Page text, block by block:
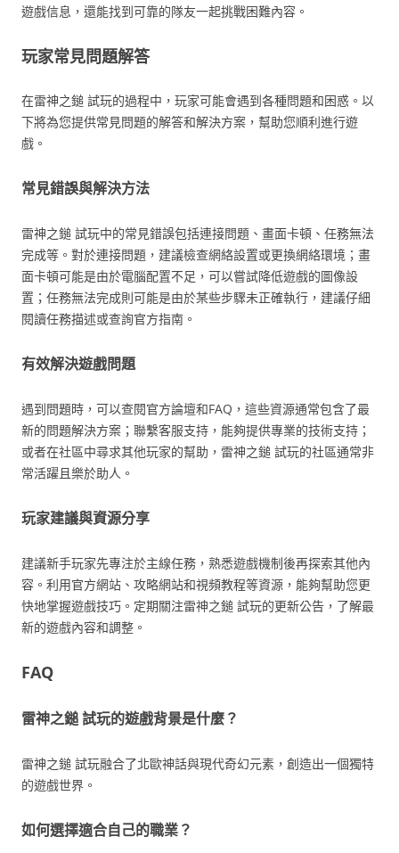
遊戲信息，還能找到可靠的隊友一起挑戰困難內容。
玩家常見問題解答
在雷神之鎚 試玩的過程中，玩家可能會遇到各種問題和困惑。以
下將為您提供常見問題的解答和解決方案，幫助您順利進行遊
戲。
常見錯誤與解決方法
雷神之鎚 試玩中的常見錯誤包括連接問題、畫面卡頓、任務無法
完成等。對於連接問題，建議檢查網絡設置或更換網絡環境；畫
面卡頓可能是由於電腦配置不足，可以嘗試降低遊戲的圖像設
置；任務無法完成則可能是由於某些步驟未正確執行，建議仔細
閱讀任務描述或查詢官方指南。
有效解決遊戲問題
遇到問題時，可以查閱官方論壇和FAQ，這些資源通常包含了最
新的問題解決方案；聯繫客服支持，能夠提供專業的技術支持；
或者在社區中尋求其他玩家的幫助，雷神之鎚 試玩的社區通常非
常活躍且樂於助人。
玩家建議與資源分享
建議新手玩家先專注於主線任務，熟悉遊戲機制後再探索其他內
容。利用官方網站、攻略網站和視頻教程等資源，能夠幫助您更
快地掌握遊戲技巧。定期關注雷神之鎚 試玩的更新公告，了解最
新的遊戲內容和調整。
FAQ
雷神之鎚 試玩的遊戲背景是什麼？
雷神之鎚 試玩融合了北歐神話與現代奇幻元素，創造出一個獨特
的遊戲世界。
如何選擇適合自己的職業？